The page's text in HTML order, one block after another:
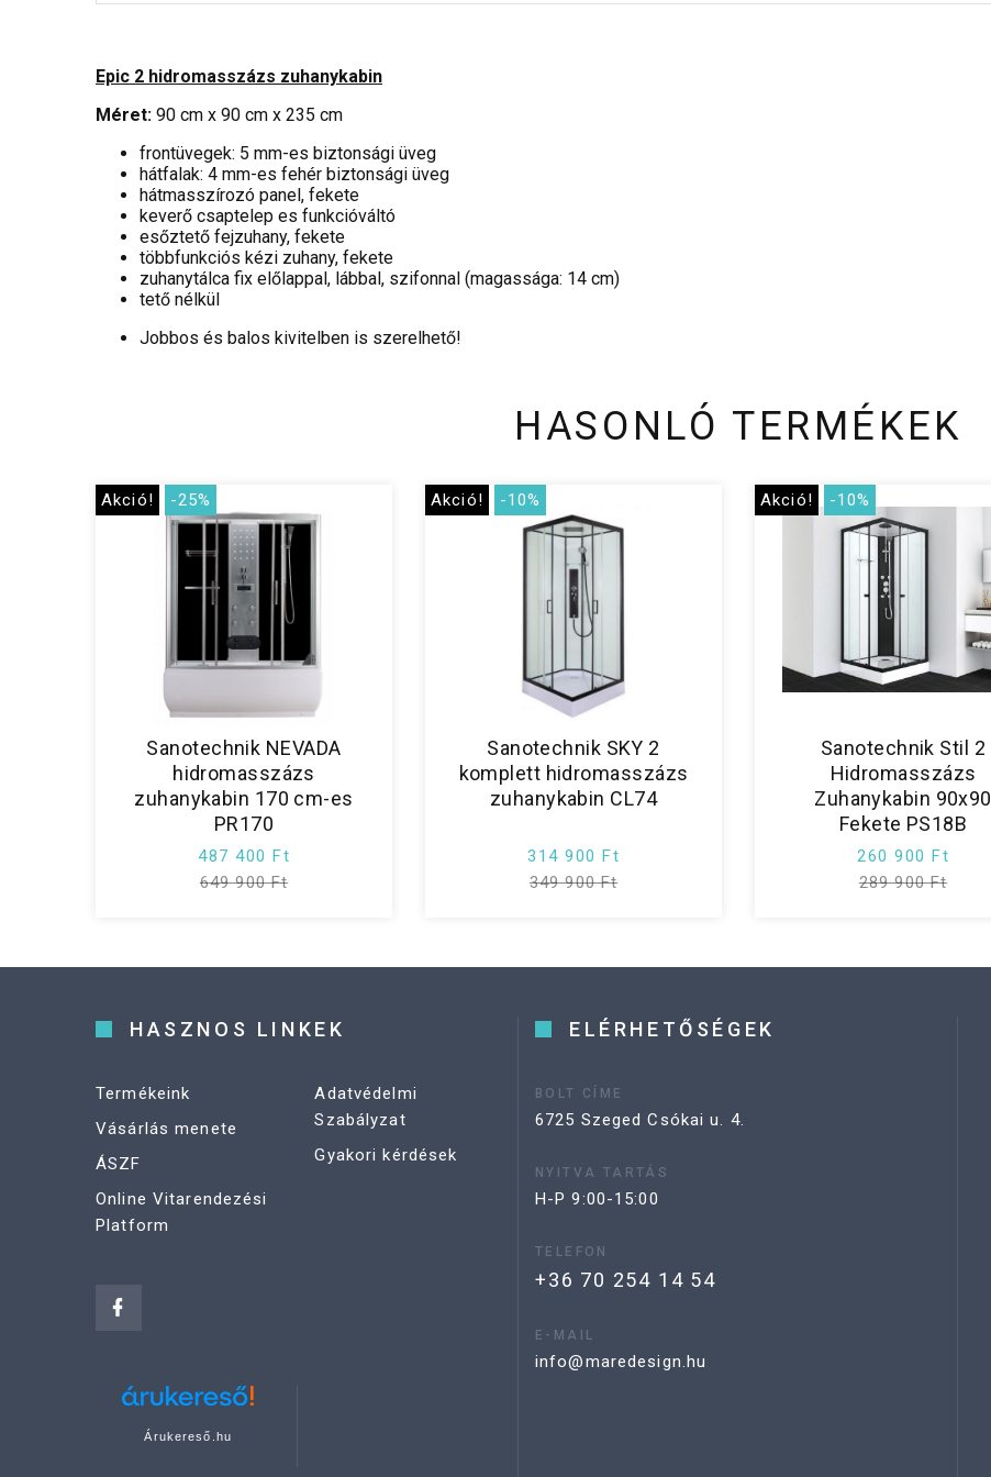
Epic 2 hidromasszázs zuhanykabin
Méret: 90 cm x 90 cm x 235 cm
frontüvegek: 5 mm-es biztonsági üveg
hátfalak: 4 mm-es fehér biztonsági üveg
hátmasszírozó panel, fekete
keverő csaptelep es funkcióváltó
esőztető fejzuhany, fekete
többfunkciós kézi zuhany, fekete
zuhanytálca fix előlappal, lábbal, szifonnal (magassága: 14 cm)
tető nélkül
Jobbos és balos kivitelben is szerelhető!
HASONLÓ TERMÉKEK
Akció! -25%
Sanotechnik NEVADA
hidromasszázs
zuhanykabin 170 cm-es
PR170
487 400 Ft
649 900 Ft
Akció! -10%
Sanotechnik SKY 2
komplett hidromasszázs
zuhanykabin CL74
314 900 Ft
349 900 Ft
Akció! -10%
Sanotechnik Stil 2
Hidromasszázs
Zuhanykabin 90x90
Fekete PS18B
260 900 Ft
289 900 Ft
HASZNOS LINKEK
Termékeink
Vásárlás menete
ÁSZF
Online Vitarendezési
Platform
Adatvédelmi
Szabályzat
Gyakori kérdések
Árukereső.hu
ELÉRHETŐSÉGEK
BOLT CÍME
6725 Szeged Csókai u. 4.
NYITVA TARTÁS
H-P 9:00-15:00
TELEFON
+36 70 254 14 54
E-MAIL
info@maredesign.hu